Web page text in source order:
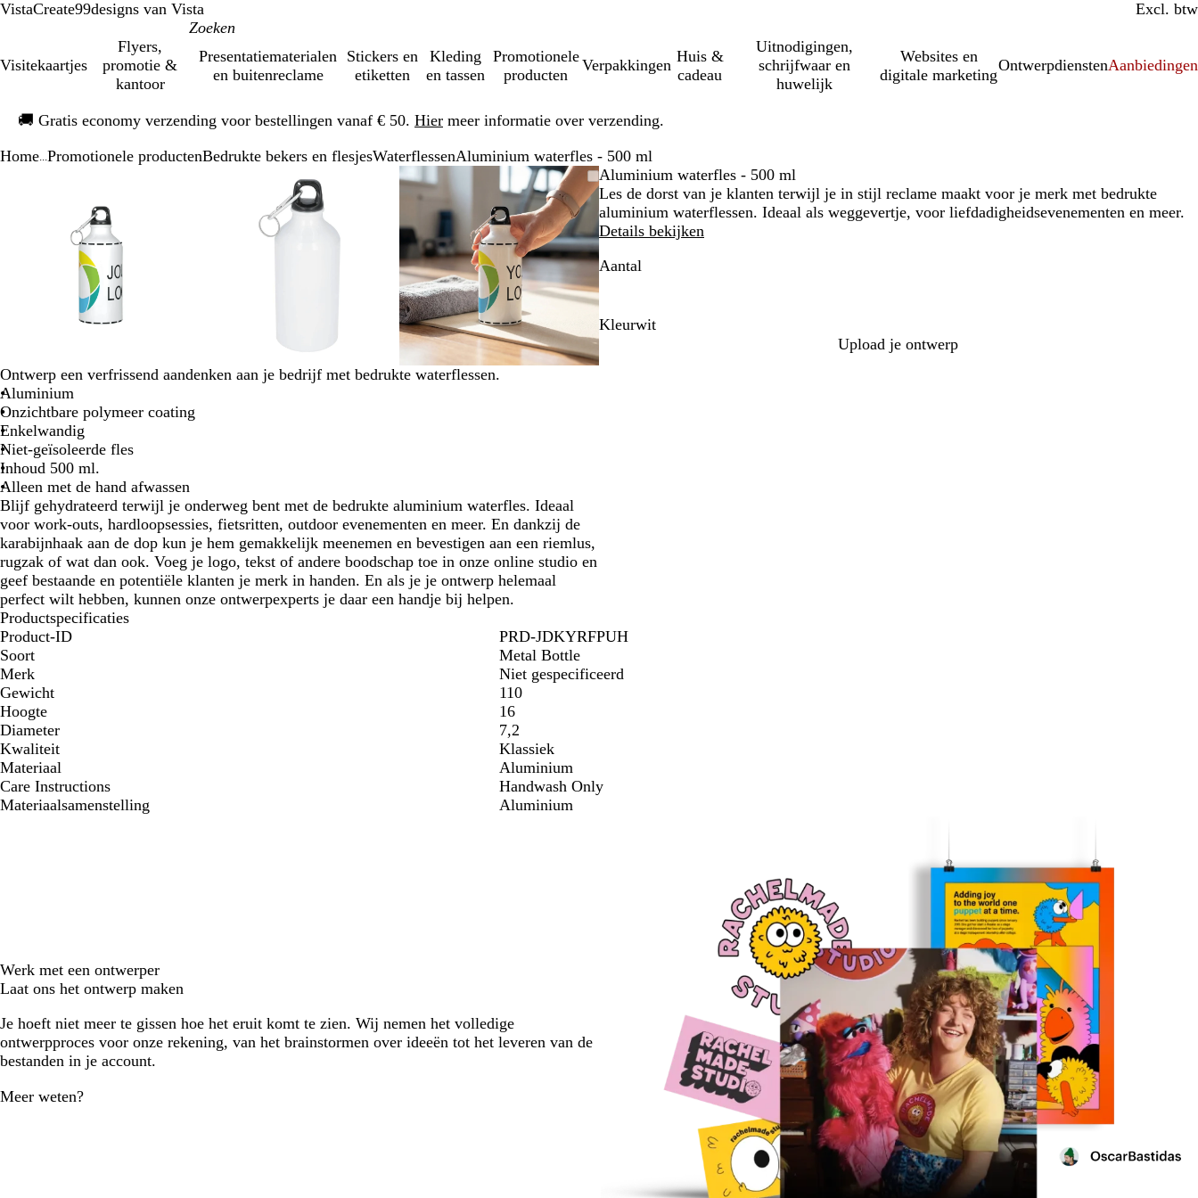
VistaCreate99designs van Vista Incl. btw
Excl. btw
Visitekaartjes
Flyers,
promotie &
kantoor
Presentatiematerialen
en buitenreclame
Stickers en
etiketten
Kleding
en tassen
Promotionele
producten
Verpakkingen
Huis &
cadeau
Uitnodigingen,
schrijfwaar en
huwelijk
Websites en
digitale marketing
OntwerpdienstenAanbiedingen
🚚 Gratis economy verzending voor bestellingen vanaf € 50. Hier meer informatie over verzending.
1
Home Promotionele productenBedrukte bekers en flesjesWaterflessenAluminium waterfles - 500 ml
minimum
uit
te
vouwen
en
mintoetsen
om
zoomen
en
pijltjestoetsen
zwenken
afbeelding
tot
minimum
om
uit
plus-
en
mintoetsen
zwenken
Zoombare
afbeelding
Gezoomd
tot
minimum
om
uit
te
vouwen
Gebruik
plus-
en
mintoetsen
om
te
zoomen
en
pijltjestoetsen
om
te
zwenken
Aluminium waterfles - 500 ml
Les de dorst van je klanten terwijl je in stijl reclame maakt voor je merk met bedrukte
aluminium waterflessen. Ideaal als weggevertje, voor liefdadigheidsevenementen en meer.
Details bekijken
Aantal
Kleurwit
w
i
Upload je ontwerp
Ontwerp een verfrissend aandenken aan je bedrijf met bedrukte waterflessen.
Aluminium
Onzichtbare polymeer coating
Enkelwandig
Niet-geïsoleerde fles
Inhoud 500 ml.
Alleen met de hand afwassen
Blijf gehydrateerd terwijl je onderweg bent met de bedrukte aluminium waterfles. Ideaal
voor work-outs, hardloopsessies, fietsritten, outdoor evenementen en meer. En dankzij de
karabijnhaak aan de dop kun je hem gemakkelijk meenemen en bevestigen aan een riemlus,
rugzak of wat dan ook. Voeg je logo, tekst of andere boodschap toe in onze online studio en
geef bestaande en potentiële klanten je merk in handen. En als je je ontwerp helemaal
perfect wilt hebben, kunnen onze ontwerpexperts je daar een handje bij helpen.
Productspecificaties
Product-ID
PRD-JDKYRFPUH
Soort
Metal Bottle
Merk
Niet gespecificeerd
Gewicht
110
Hoogte
16
Diameter
7,2
Kwaliteit
Klassiek
Materiaal
Aluminium
Care Instructions
Handwash Only
Materiaalsamenstelling
Aluminium
Werk met een ontwerper
Laat ons het ontwerp maken
Je hoeft niet meer te gissen hoe het eruit komt te zien. Wij nemen het volledige
ontwerpproces voor onze rekening, van het brainstormen over ideeën tot het leveren van de
bestanden in je account.
Meer weten?